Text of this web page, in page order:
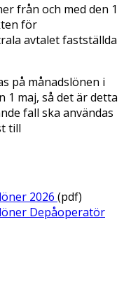
från och med den 1
för
avtalet fastställda
på månadslönen i
1 maj, så det är detta
fall ska användas
till
2026 (pdf)
Depåoperatör